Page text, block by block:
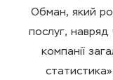
Обман, який
послуг, навряд
компанії